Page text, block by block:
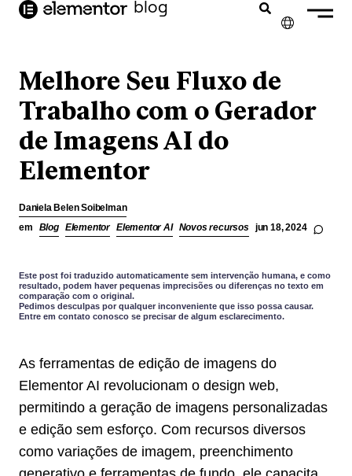
conteúdo
blog
ENGLISH
FRANÇAIS
ITALIANO
Melhore Seu Fluxo de
Trabalho com o Gerador
de Imagens AI do
Elementor
Daniela Belen Soibelman
em
Blog Elementor Elementor AI Novos recursos jun 18, 2024
Este post foi traduzido automaticamente sem intervenção humana, e como
resultado, podem haver pequenas imprecisões ou diferenças no texto em
comparação com o original.
Pedimos desculpas por qualquer inconveniente que isso possa causar.
Entre em contato conosco se precisar de algum esclarecimento.
As ferramentas de edição de imagens do
Elementor AI revolucionam o design web,
permitindo a geração de imagens personalizadas
e edição sem esforço. Com recursos diversos
como variações de imagem, preenchimento